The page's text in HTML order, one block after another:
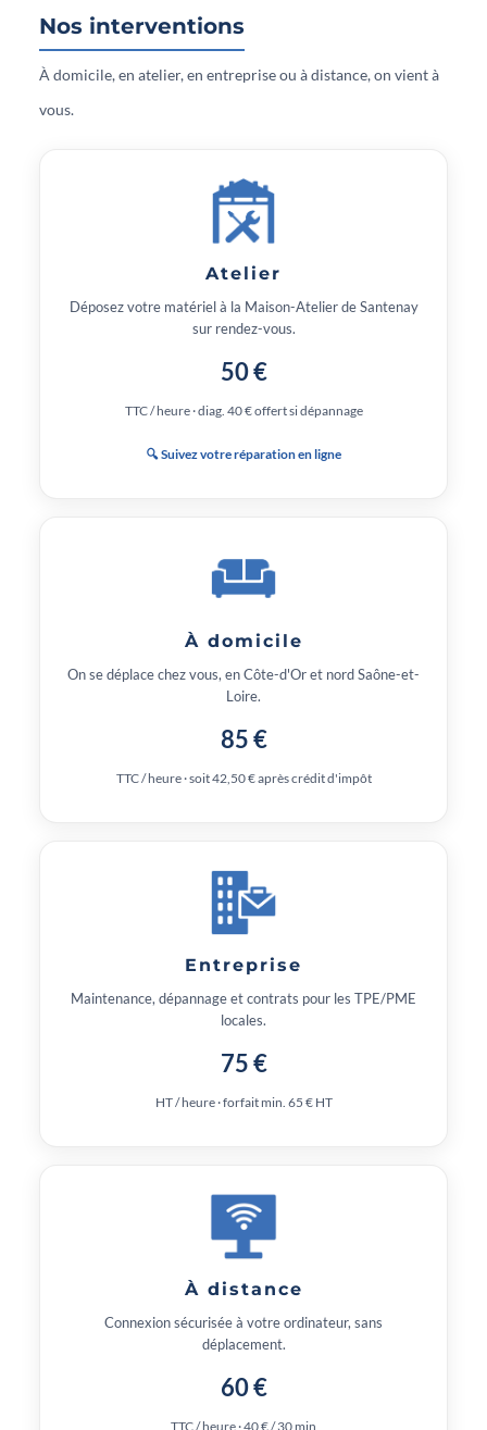
Nos interventions
À domicile, en atelier, en entreprise ou à distance, on vient à
vous.
Atelier
Déposez votre matériel à la Maison-Atelier de Santenay
sur rendez-vous.
50 €
TTC / heure · diag. 40 € offert si dépannage
🔍 Suivez votre réparation en ligne
À domicile
On se déplace chez vous, en Côte-d'Or et nord Saône-et-
Loire.
85 €
TTC / heure · soit 42,50 € après crédit d'impôt
Entreprise
Maintenance, dépannage et contrats pour les TPE/PME
locales.
75 €
HT / heure · forfait min. 65 € HT
À distance
Connexion sécurisée à votre ordinateur, sans
déplacement.
60 €
TTC / heure · 40 € / 30 min